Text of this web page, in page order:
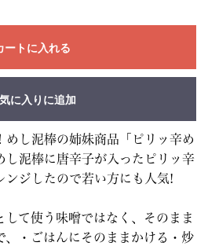
ートに入れる
に入りに追加
し泥棒の姉妹商品「ピリッ辛め
し泥棒に唐辛子が入ったピリッ辛
ンジしたので若い方にも人気!
して使う味噌ではなく、そのまま
、・ごはんにそのままかける・炒